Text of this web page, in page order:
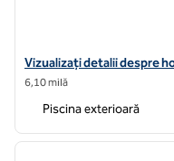
Vizualizați detaliile
Vizualizați detalii despre
6,10 milă
Piscina exterioară
1 din 12